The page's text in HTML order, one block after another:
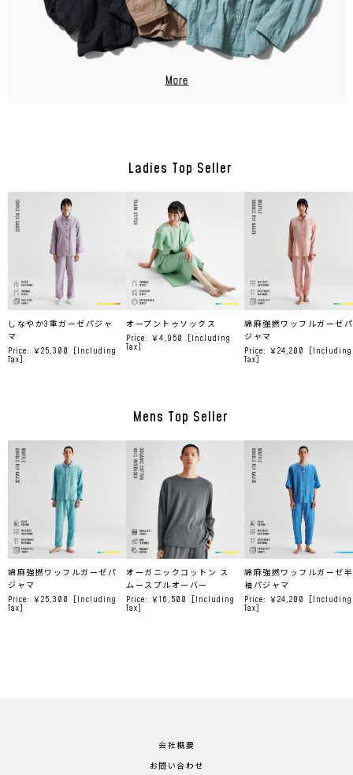
Ladies Top Seller
しなやか3重ガーゼパジャ
マ
Price: ￥25,300
［Including
Tax］
オープントゥソックス
Price: ￥4,950
［Including
Tax］
綿麻強撚ワッフルガーゼパ
ジャマ
Price: ￥24,200
［Including
Tax］
Mens Top Seller
綿麻強撚ワッフルガーゼパ
ジャマ
Price: ￥25,300
［Including
Tax］
オーガニックコットン ス
ムースプルオーバー
Price: ￥16,500
［Including
Tax］
綿麻強撚ワッフルガーゼ半
袖パジャマ
Price: ￥24,200
［Including
Tax］
会社概要
お問い合わせ